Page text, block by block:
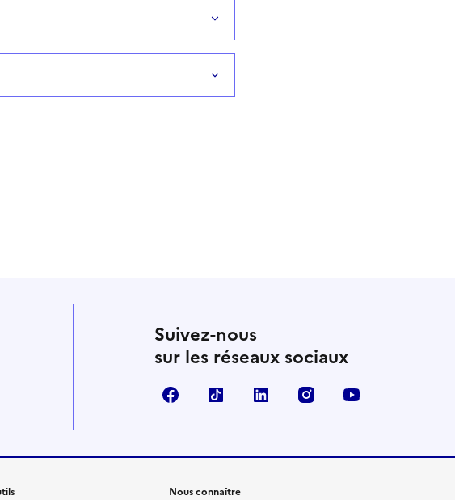
Suivez-nous
sur les réseaux sociaux
FacebookTikTok LinkedIn Instagram
Nous connaître